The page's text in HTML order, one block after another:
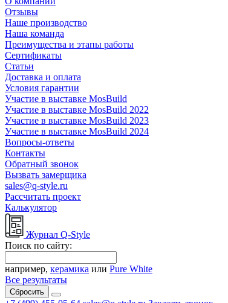
Отзывы
Наше производство
Наша команда
Преимущества и этапы работы
Сертификаты
Статьи
Доставка и оплата
Условия гарантии
Участие в выставке MosBuild
Участие в выставке MosBuild 2022
Участие в выставке MosBuild 2023
Участие в выставке MosBuild 2024
Вопросы-ответы
Контакты
Обратный звонок
Вызвать замерщика
sales@q-style.ru
Рассчитать проект
Калькулятор
Журнал Q-Style
Поиск по сайту:
например, керамика или Pure White
Все результаты
Сбросить